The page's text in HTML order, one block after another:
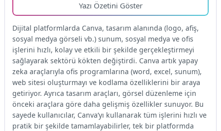
Yazı Özetini Göster
Dijital platformlarda Canva, tasarım alanında (logo, afiş,
sosyal medya görseli vb.) sunum, sosyal medya ve ofis
işlerini hızlı, kolay ve etkili bir şekilde gerçekleştirmeyi
sağlayarak sektörü kökten değiştirdi. Canva artık yapay
zeka araçlarıyla ofis programlarına (word, excel, sunum),
web sitesi oluşturmayı ve kodlama özelliklerini bir araya
getiriyor. Ayrıca tasarım araçları, görsel düzenleme için
önceki araçlara göre daha gelişmiş özellikler sunuyor. Bu
sayede kullanıcılar, Canva’yı kullanarak tüm işlerini hızlı ve
pratik bir şekilde tamamlayabilirler, tek bir platformda